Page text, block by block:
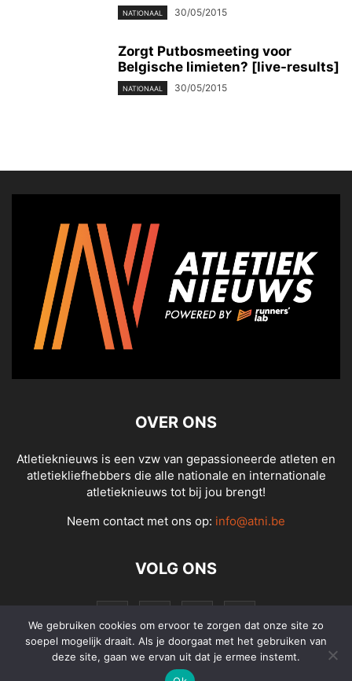
NATIONAAL 30/05/2015
Zorgt Putbosmeeting voor
Belgische limieten? [live-results]
NATIONAAL 30/05/2015
OVER ONS
Atletieknieuws is een vzw van gepassioneerde atleten en
atletiekliefhebbers die alle nationale en internationale
atletieknieuws tot bij jou brengt!
Neem contact met ons op: info@atni.be
VOLG ONS
We gebruiken cookies om ervoor te zorgen dat onze site zo
soepel mogelijk draait. Als je doorgaat met het gebruiken van
deze site, gaan we ervan uit dat je ermee instemt.